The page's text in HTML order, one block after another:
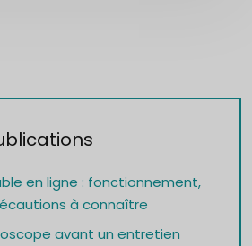
en ligne : fonctionnement,
à connaître
avant un entretien